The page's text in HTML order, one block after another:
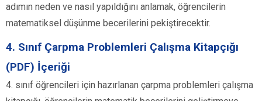
adımın neden ve nasıl yapıldığını anlamak, öğrencilerin
matematiksel düşünme becerilerini pekiştirecektir.
4. Sınıf Çarpma Problemleri Çalışma Kitapçığı
(PDF) İçeriği
4. sınıf öğrencileri için hazırlanan çarpma problemleri çalışma